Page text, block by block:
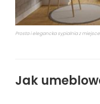
Prosta i elegancka sypialnia z
Jak